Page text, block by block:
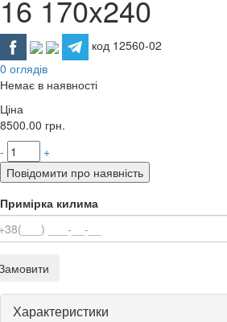
16 170x240
код 12560-02
0 оглядів
Немає в наявності
Ціна
8500.00 грн.
-
+
Повідомити про наявність
Примірка килима
Характеристики